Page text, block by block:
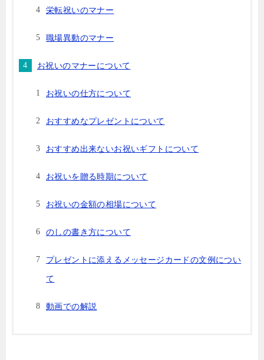
栄転祝いのマナー
職場異動のマナー
お祝いのマナーについて
お祝いの仕方について
おすすめなプレゼントについて
おすすめ出来ないお祝いギフトについて
お祝いを贈る時期について
お祝いの金額の相場について
のしの書き方について
プレゼントに添えるメッセージカードの文例につい
て
動画での解説